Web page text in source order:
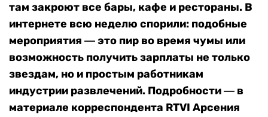
там закроют все бары, кафе и рестораны. В
интернете всю неделю спорили: подобные
мероприятия ― это пир во время чумы или
возможность получить зарплаты не только
звездам, но и простым работникам
индустрии развлечений. Подробности ― в
материале корреспондента RTVI Арсения